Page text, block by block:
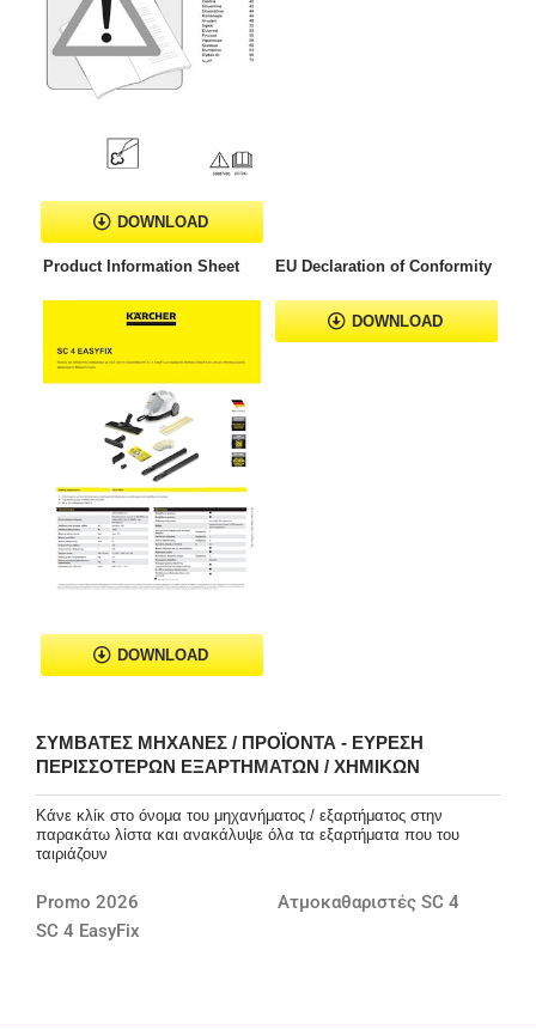
DOWNLOAD
Product Information Sheet
DOWNLOAD
EU Declaration of Conformity
DOWNLOAD
ΣΥΜΒΑΤΈΣ ΜΗΧΑΝΈΣ / ΠΡΟΪΌΝΤΑ - ΕΎΡΕΣΗ
ΠΕΡΙΣΣΌΤΕΡΩΝ ΕΞΑΡΤΗΜΆΤΩΝ / ΧΗΜΙΚΏΝ
Κάνε κλίκ στο όνομα του μηχανήματος / εξαρτήματος στην
παρακάτω λίστα και ανακάλυψε όλα τα εξαρτήματα που του
ταιριάζουν
Promo 2026
SC 4 EasyFix
Ατμοκαθαριστές SC 4